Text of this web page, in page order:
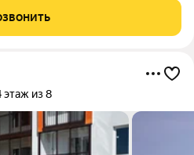
Просторные планировки
самые
этаж из 8